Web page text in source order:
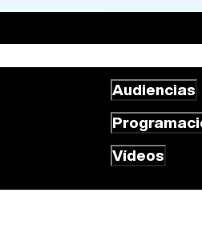
Audiencias
Vídeos